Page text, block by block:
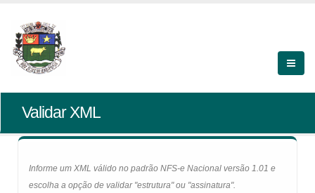
Validar XML
Informe um XML válido no padrão NFS-e Nacional versão 1.01 e
escolha a opção de validar "estrutura" ou "assinatura".